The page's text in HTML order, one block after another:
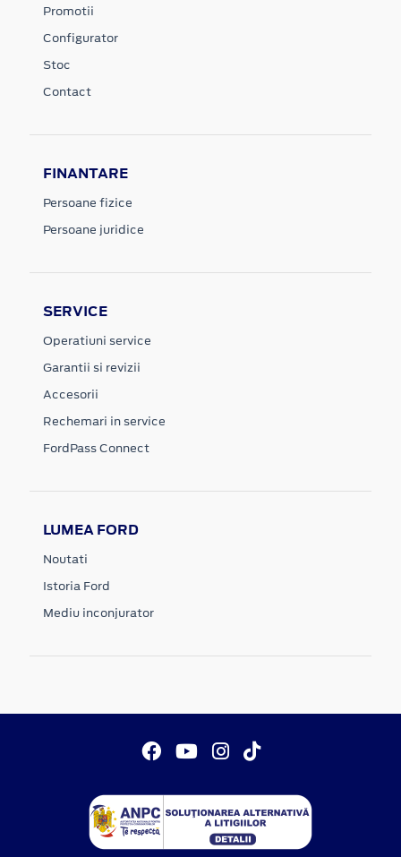
Promotii
Configurator
Stoc
Contact
FINANTARE
Persoane fizice
Persoane juridice
SERVICE
Operatiuni service
Garantii si revizii
Accesorii
Rechemari in service
FordPass Connect
LUMEA FORD
Noutati
Istoria Ford
Mediu inconjurator